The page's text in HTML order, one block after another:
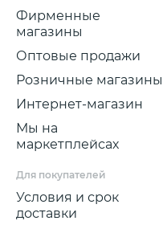
Фирменные
магазины
Оптовые продажи
Розничные магазины
Интернет-магазин
Мы на
маркетплейсах
Для покупателей
Условия и срок
доставки